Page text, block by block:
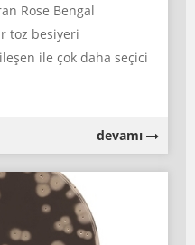
Rose Bengal
toz besiyeri
ile çok daha seçici
devamı